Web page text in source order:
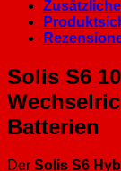
Solis S6
Batterien
Der Solis S6